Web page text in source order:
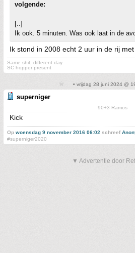
volgende:
[..]
Ik ook. 5 minuten. Was ook laat in de
Ik stond in 2008 echt 2 uur in de rij
Same shit, different day
SC hopper present
• vrijdag 28 juni 2024 @
superniger
90+3 Ramos
Kick
Op woensdag 9 november 2016 06:02 schreef
#superniger2020
▼ Advertentie door